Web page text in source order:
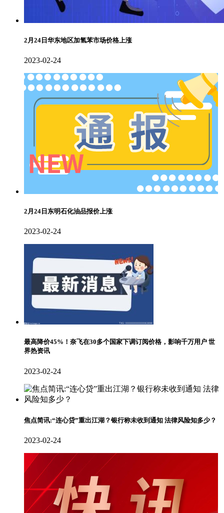
2月24日华东地区加氢苯市场价格上涨
2023-02-24
2月24日东明石化油品报价上涨
2023-02-24
最高降价45%！奈飞在30多个国家下调订阅价格，影响千万用户 世
界热资讯
2023-02-24
焦点简讯:“连心贷”重出江湖？银行称未收到通知 法律风险知多少？
2023-02-24